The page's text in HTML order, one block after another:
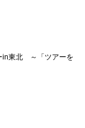
in東北 ～「ツアーを